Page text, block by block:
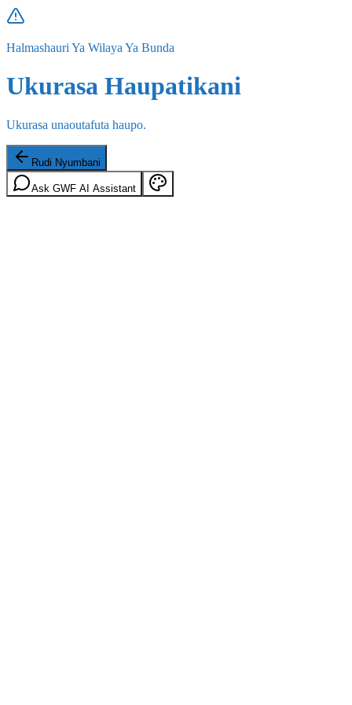
Halmashauri Ya Wilaya Ya Bunda
Ukurasa Haupatikani
Ukurasa unaoutafuta haupo.
Rudi Nyumbani
Ask GWF AI Assistant